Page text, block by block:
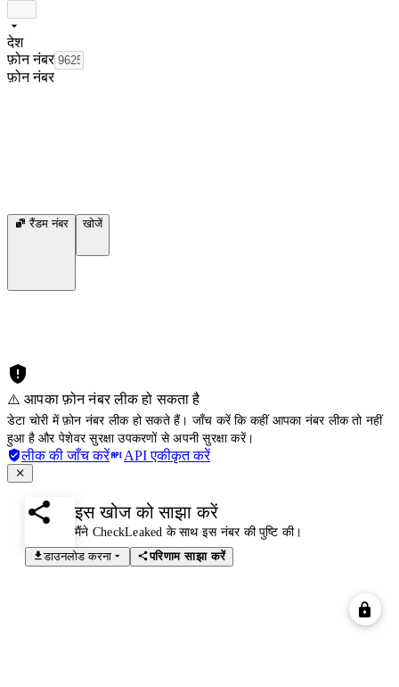
देश
फ़ोन नंबर
फ़ोन नंबर
रैंडम नंबर खोजें
⚠️ आपका फ़ोन नंबर लीक हो सकता है
डेटा चोरी में फ़ोन नंबर लीक हो सकते हैं। जाँच करें कि कहीं आपका नंबर लीक तो नहीं
हुआ है और पेशेवर सुरक्षा उपकरणों से अपनी सुरक्षा करें।
लीक की जाँच करें API एकीकृत करें
इस खोज को साझा करें
मैंने CheckLeaked के साथ इस नंबर की पुष्टि की।
डाउनलोड करना
परिणाम साझा करें